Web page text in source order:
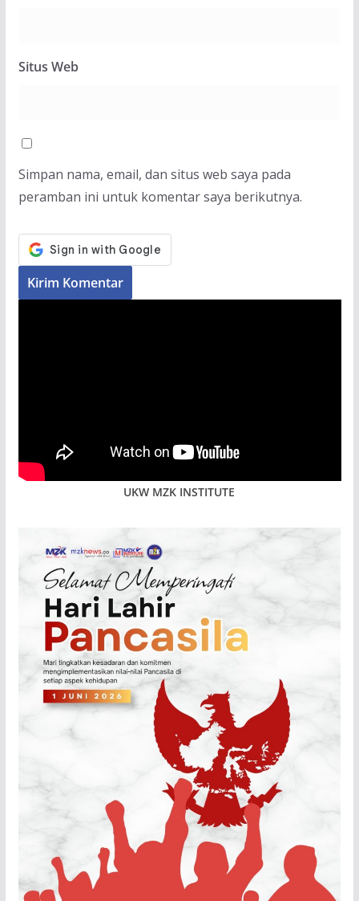
Situs Web
Simpan nama, email, dan situs web saya pada
peramban ini untuk komentar saya berikutnya.
UKW MZK INSTITUTE